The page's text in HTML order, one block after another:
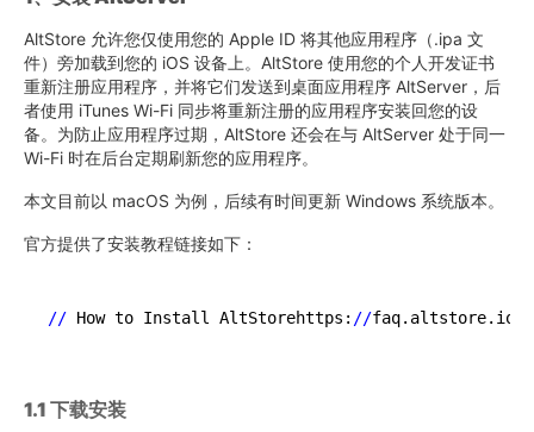
AltStore 允许您仅使用您的 Apple ID 将其他应用程序（.ipa 文
件）旁加载到您的 iOS 设备上。AltStore 使用您的个人开发证书
重新注册应用程序，并将它们发送到桌面应用程序 AltServer，后
者使用 iTunes Wi-Fi 同步将重新注册的应用程序安装回您的设
备。为防止应用程序过期，AltStore 还会在与 AltServer 处于同一
Wi-Fi 时在后台定期刷新您的应用程序。
本文目前以 macOS 为例，后续有时间更新 Windows 系统版本。
官方提供了安装教程链接如下：
// How to Install AltStorehttps: //faq.altstore.io
1.1 下载安装